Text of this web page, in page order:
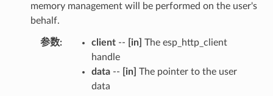
memory management will be performed on the user's
behalf.
参数 client-- [in] The esp_http_client
handle
data-- [in] The pointer to the user
data